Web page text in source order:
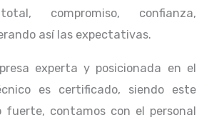
compromiso, confianza,
así las expectativas.
experta y posicionada en el
es certificado, siendo este
fuerte, contamos con el personal